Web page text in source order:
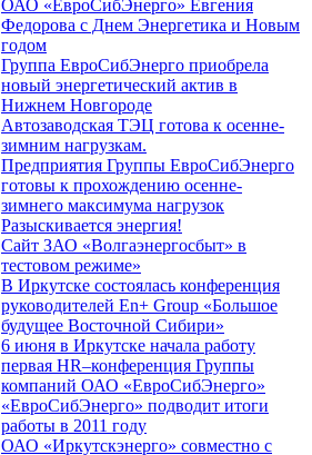
ОАО «ЕвроСибЭнерго» Евгения
Федорова с Днем Энергетика и Новым
годом
Группа ЕвроСибЭнерго приобрела
новый энергетический актив в
Нижнем Новгороде
Автозаводская ТЭЦ готова к осенне-
зимним нагрузкам.
Предприятия Группы ЕвроСибЭнерго
готовы к прохождению осенне-
зимнего максимума нагрузок
Разыскивается энергия!
Сайт ЗАО «Волгаэнергосбыт» в
тестовом режиме»
В Иркутске состоялась конференция
руководителей En+ Group «Большое
будущее Восточной Сибири»
6 июня в Иркутске начала работу
первая HR–конференция Группы
компаний ОАО «ЕвроСибЭнерго»
«ЕвроСибЭнерго» подводит итоги
работы в 2011 году
ОАО «Иркутскэнерго» совместно с